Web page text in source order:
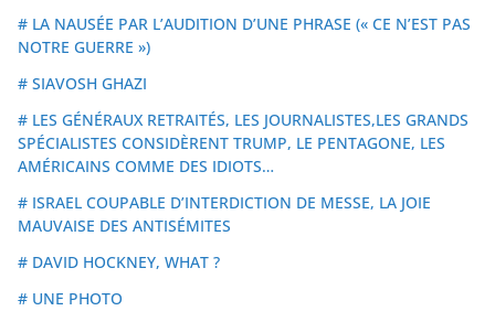
# LA NAUSÉE PAR L’AUDITION D’UNE PHRASE (« CE N’EST PAS
NOTRE GUERRE »)
# SIAVOSH GHAZI
# LES GÉNÉRAUX RETRAITÉS, LES JOURNALISTES,LES GRANDS
SPÉCIALISTES CONSIDÈRENT TRUMP, LE PENTAGONE, LES
AMÉRICAINS COMME DES IDIOTS…
# ISRAEL COUPABLE D’INTERDICTION DE MESSE, LA JOIE
MAUVAISE DES ANTISÉMITES
# DAVID HOCKNEY, WHAT ?
# UNE PHOTO